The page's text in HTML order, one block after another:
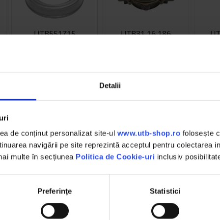
Detalii
de conținut personalizat site-ul www.utb-shop.ro folosește
navigării pe site reprezintă acceptul pentru colectarea
multe în secțiunea Politica de Cookie-uri inclusiv
Preferinţe Statistici
UTB551Z15
(1)
UTB31.16.186
(1)
La livrare, verifici produsele
împreună cu șoferul înainte de a